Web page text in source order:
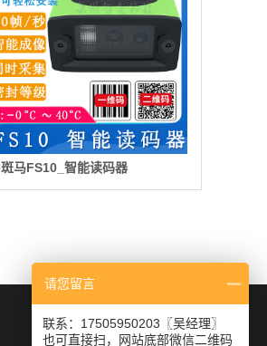
斑马FS10_智能读码器
请您留言
联系：17505950203〖吴经理〗